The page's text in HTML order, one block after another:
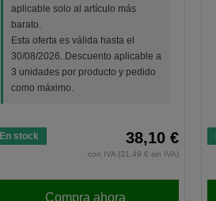
aplicable solo al artículo más
barato.
Esta oferta es válida hasta el
30/08/2026. Descuento aplicable a
3 unidades por producto y pedido
como máximo.
En stock 38,10 €
con IVA (31,49 € sin IVA)
Compra ahora